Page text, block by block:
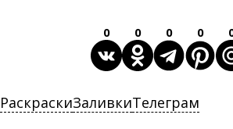
0 0 0 0
РаскраскиЗаливкиТелеграм